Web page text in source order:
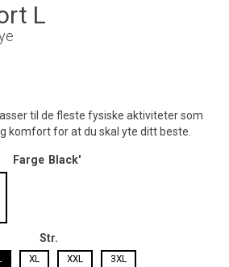
L
til de fleste fysiske aktiviteter som
komfort for at du skal yte ditt beste.
Farge Black'
Str.
XL XXL 3XL